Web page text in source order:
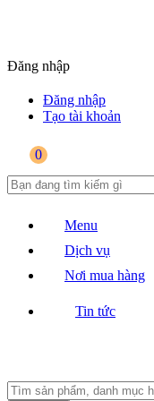
Đăng nhập
Đăng nhập
Tạo tài khoản
0
Menu
Dịch vụ
Nơi mua hàng
Tin tức